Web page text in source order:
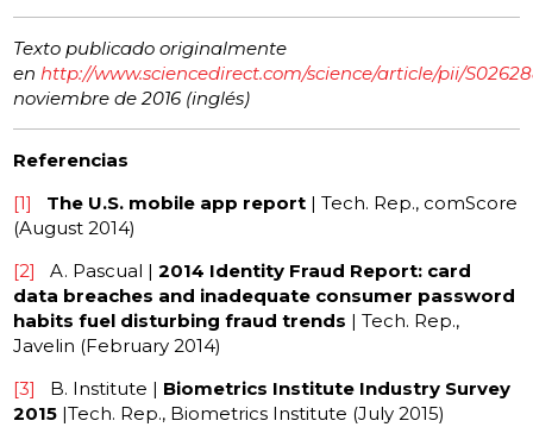
Texto publicado originalmente
enhttp://www.sciencedirect.com/science/article/pii/
noviembre de 2016 (inglés)
Referencias
[1]
The U.S. mobile app report | Tech. Rep., comScore
(August 2014)
[2]
A. Pascual |2014 Identity Fraud Report: card
data breaches and inadequate consumer password
habits fuel disturbing fraud trends | Tech. Rep.,
Javelin (February 2014)
[3]
B. Institute | Biometrics Institute Industry Survey
2015 |Tech. Rep., Biometrics Institute (July 2015)